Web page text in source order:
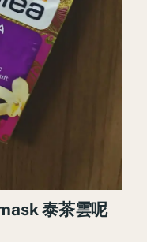
泰茶雲呢